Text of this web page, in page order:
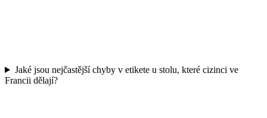
Jaké jsou nejčastější chyby v etikete u stolu, které cizinci ve
Francii dělají?